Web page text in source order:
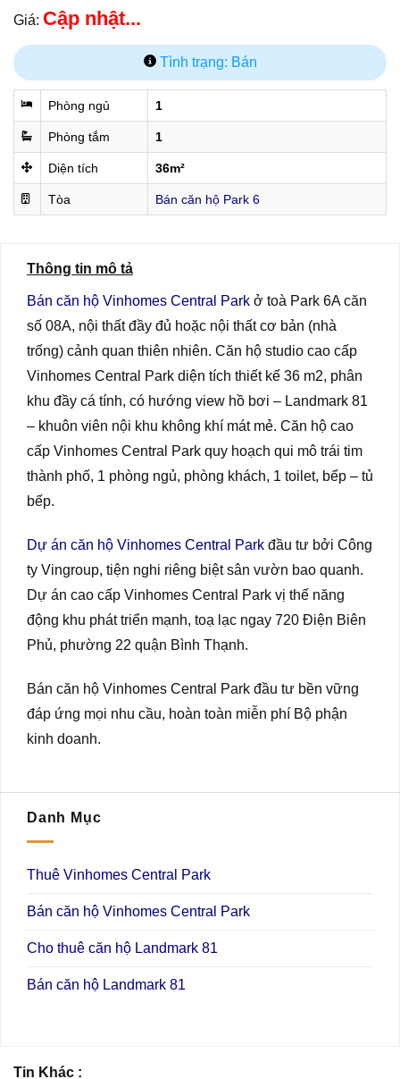
Giá: Cập nhật...
Tình trạng: Bán
Phòng ngủ 1
Phòng tắm 1
Diện tích 36m²
Tòa Bán căn hộ Park 6
Thông tin mô tả
Bán căn hộ Vinhomes Central Park ở toà Park 6A căn
số 08A, nội thất đầy đủ hoặc nội thất cơ bản (nhà
trống) cảnh quan thiên nhiên. Căn hộ studio cao cấp
Vinhomes Central Park diện tích thiết kế 36 m2, phân
khu đầy cá tính, có hướng view hồ bơi – Landmark 81
– khuôn viên nội khu không khí mát mẻ. Căn hộ cao
cấp Vinhomes Central Park quy hoạch qui mô trái tim
thành phố, 1 phòng ngủ, phòng khách, 1 toilet, bếp – tủ
bếp.
Dự án căn hộ Vinhomes Central Park đầu tư bởi Công
ty Vingroup, tiện nghi riêng biệt sân vườn bao quanh.
Dự án cao cấp Vinhomes Central Park vị thế năng
động khu phát triển mạnh, toạ lạc ngay 720 Điện Biên
Phủ, phường 22 quận Bình Thạnh.
Bán căn hộ Vinhomes Central Park đầu tư bền vững
đáp ứng mọi nhu cầu, hoàn toàn miễn phí Bộ phận
kinh doanh.
Danh Mục
Thuê Vinhomes Central Park
Bán căn hộ Vinhomes Central Park
Cho thuê căn hộ Landmark 81
Bán căn hộ Landmark 81
Tin Khác :